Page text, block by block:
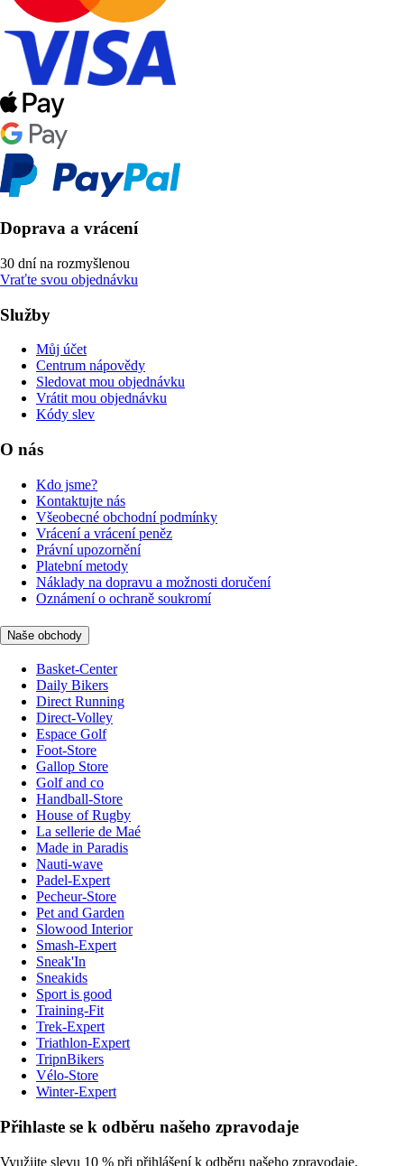
Doprava a vrácení
30 dní na rozmyšlenou
Vraťte svou objednávku
Služby
Můj účet
Centrum nápovědy
Sledovat mou objednávku
Vrátit mou objednávku
Kódy slev
O nás
Kdo jsme?
Kontaktujte nás
Všeobecné obchodní podmínky
Vrácení a vrácení peněz
Právní upozornění
Platební metody
Náklady na dopravu a možnosti doručení
Oznámení o ochraně soukromí
Naše obchody
Basket-Center
Daily Bikers
Direct Running
Direct-Volley
Espace Golf
Foot-Store
Gallop Store
Golf and co
Handball-Store
House of Rugby
La sellerie de Maé
Made in Paradis
Nauti-wave
Padel-Expert
Pecheur-Store
Pet and Garden
Slowood Interior
Smash-Expert
Sneak'In
Sneakids
Sport is good
Training-Fit
Trek-Expert
Triathlon-Expert
TripnBikers
Vélo-Store
Winter-Expert
Přihlaste se k odběru našeho zpravodaje
Využijte slevu 10 % při přihlášení k odběru našeho zpravodaje.